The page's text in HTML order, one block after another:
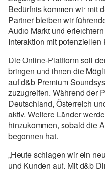
Bedürfnis kommen wir mit
Partner bleiben wir
Audio Markt und
Interaktion mit potenziellen
Die Online-Plattform soll
bringen und ihnen die
auf d&b Premium
zuzugreifen. Während der
Deutschland, Österreich
aktiv. Weitere Länder
hinzukommen, sobald die
begonnen hat.
„Heute schlagen wir ein
und Kunden auf. Mit d&b